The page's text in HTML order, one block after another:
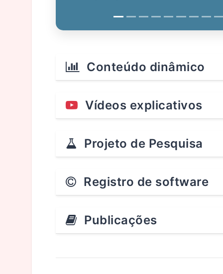
Conteúdo dinâmico
Vídeos explicativos
Projeto de Pesquisa
Registro de software
Publicações